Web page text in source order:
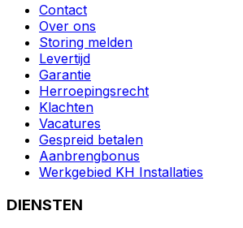
Contact
Over ons
Storing melden
Levertijd
Garantie
Herroepingsrecht
Klachten
Vacatures
Gespreid betalen
Aanbrengbonus
Werkgebied KH Installaties
DIENSTEN